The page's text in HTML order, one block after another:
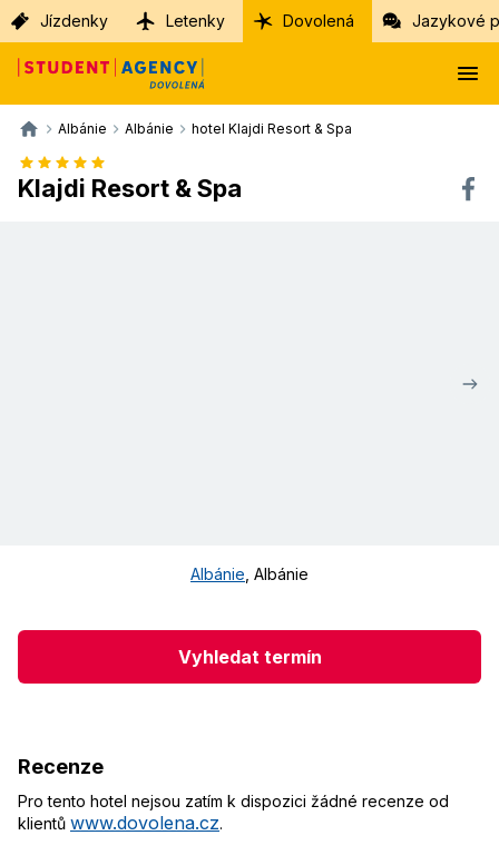
Jízdenky Letenky Dovolená Jazykové
Albánie Albánie hotel Klajdi Resort & Spa
Klajdi Resort & Spa
Albánie Albánie
Vyhledat termín
Recenze
Pro tento hotel nejsou zatím k dispozici žádné recenze od
klientů www.dovolena.cz.